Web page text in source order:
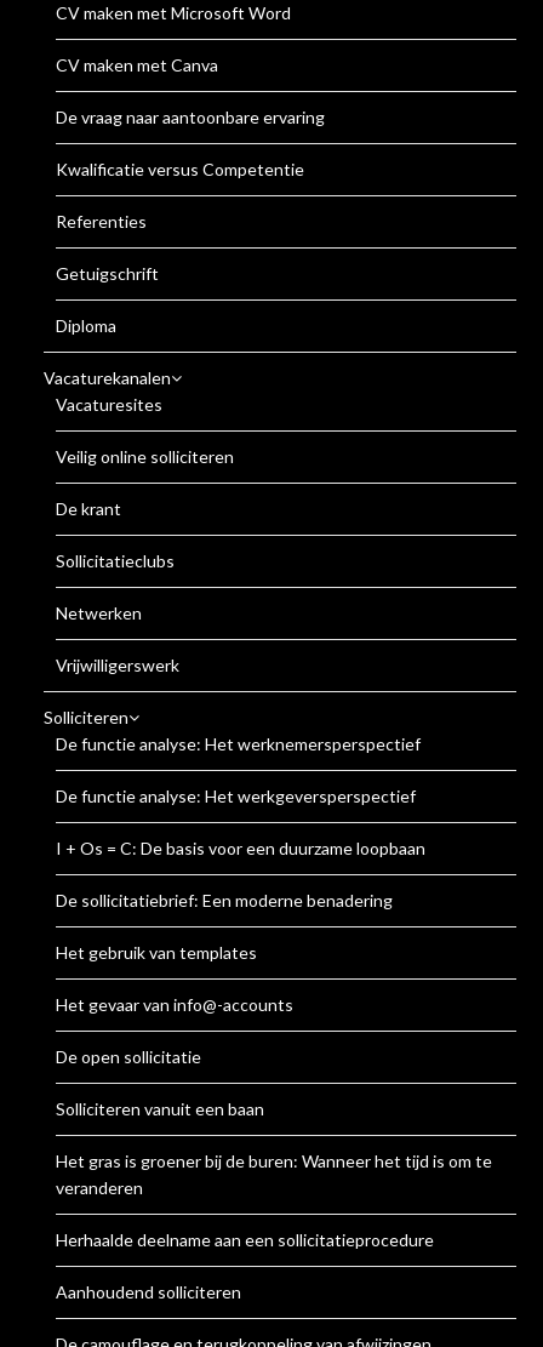
CV maken met Microsoft Word
CV maken met Canva
De vraag naar aantoonbare ervaring
Kwalificatie versus Competentie
Referenties
Getuigschrift
Diploma
Vacaturekanalen
Vacaturesites
Veilig online solliciteren
De krant
Sollicitatieclubs
Netwerken
Vrijwilligerswerk
Solliciteren
De functie analyse: Het werknemersperspectief
De functie analyse: Het werkgeversperspectief
I + Os = C: De basis voor een duurzame loopbaan
De sollicitatiebrief: Een moderne benadering
Het gebruik van templates
Het gevaar van info@-accounts
De open sollicitatie
Solliciteren vanuit een baan
Het gras is groener bij de buren: Wanneer het tijd is om te
veranderen
Herhaalde deelname aan een sollicitatieprocedure
Aanhoudend solliciteren